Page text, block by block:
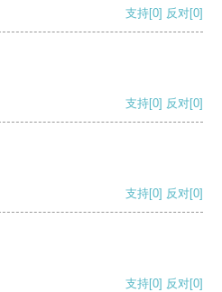
支持[0] 反对[0]
支持[0] 反对[0]
支持[0] 反对[0]
支持[0] 反对[0]